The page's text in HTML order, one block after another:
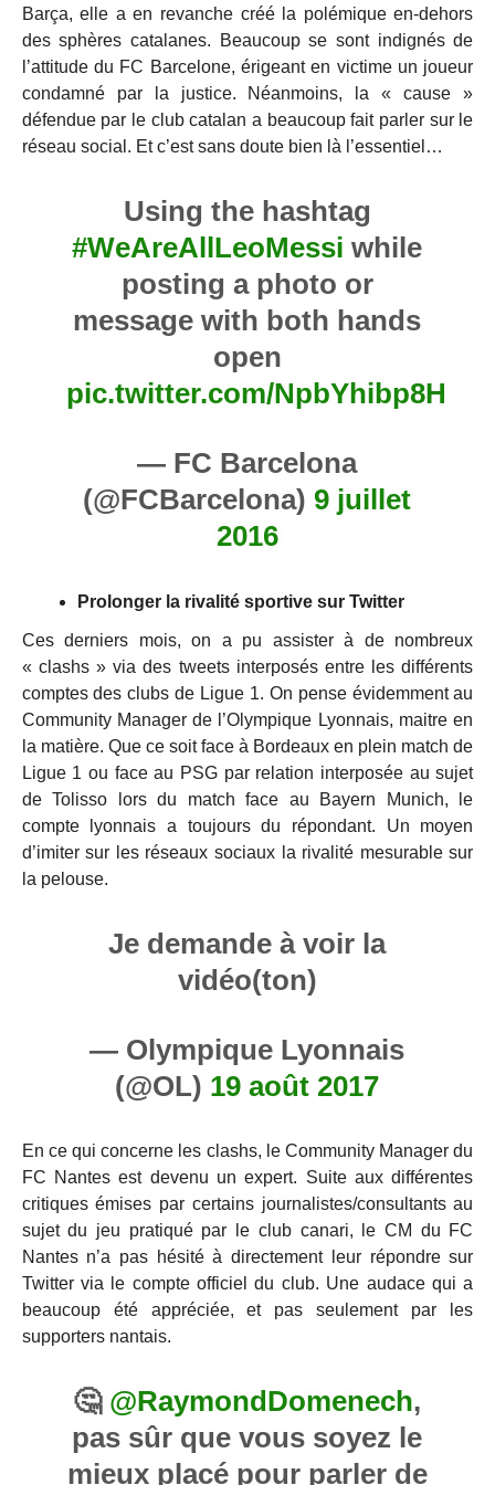
Barça, elle a en revanche créé la polémique en-dehors
des sphères catalanes. Beaucoup se sont indignés de
l’attitude du FC Barcelone, érigeant en victime un joueur
condamné par la justice. Néanmoins, la « cause »
défendue par le club catalan a beaucoup fait parler sur le
réseau social. Et c’est sans doute bien là l’essentiel…
Using the hashtag
#WeAreAllLeoMessi while
posting a photo or
message with both hands
open
pic.twitter.com/NpbYhibp8H
— FC Barcelona
(@FCBarcelona) 9 juillet
2016
Prolonger la rivalité sportive sur Twitter
Ces derniers mois, on a pu assister à de nombreux
« clashs » via des tweets interposés entre les différents
comptes des clubs de Ligue 1. On pense évidemment au
Community Manager de l’Olympique Lyonnais, maitre en
la matière. Que ce soit face à Bordeaux en plein match de
Ligue 1 ou face au PSG par relation interposée au sujet
de Tolisso lors du match face au Bayern Munich, le
compte lyonnais a toujours du répondant. Un moyen
d’imiter sur les réseaux sociaux la rivalité mesurable sur
la pelouse.
Je demande à voir la
vidéo(ton)
— Olympique Lyonnais
(@OL) 19 août 2017
En ce qui concerne les clashs, le Community Manager du
FC Nantes est devenu un expert. Suite aux différentes
critiques émises par certains journalistes/consultants au
sujet du jeu pratiqué par le club canari, le CM du FC
Nantes n’a pas hésité à directement leur répondre sur
Twitter via le compte officiel du club. Une audace qui a
beaucoup été appréciée, et pas seulement par les
supporters nantais.
🤔 @RaymondDomenech,
pas sûr que vous soyez le
mieux placé pour parler de